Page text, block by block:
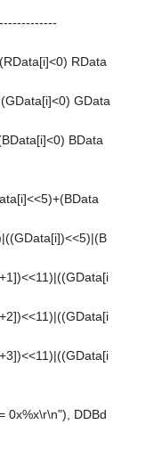
RData
GData
BData
0x%x\r\n"), DDBd